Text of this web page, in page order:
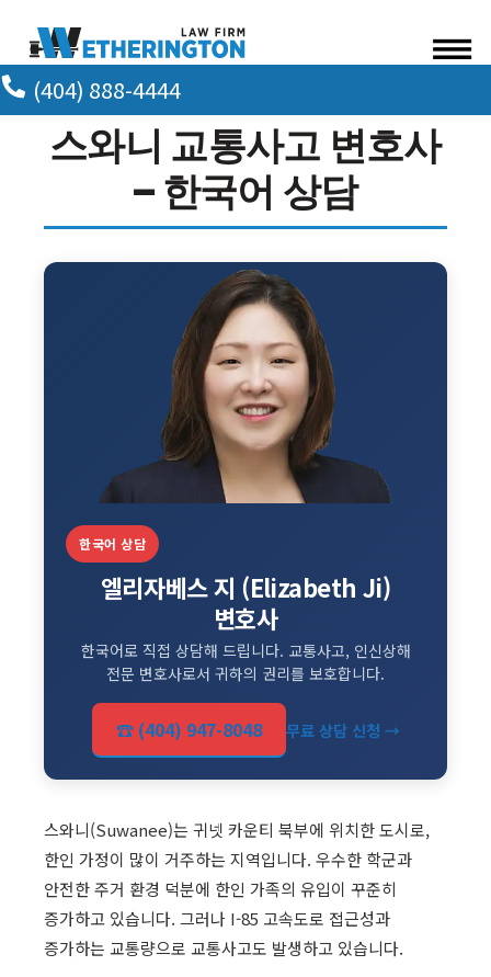
☰
ABOUT OUR FIRM
ATTORNEYS
(404) 888-4444
스와니 교통사고 변호사
— 한국어 상담
한국어 상담
엘리자베스 지 (Elizabeth Ji)
변호사
한국어로 직접 상담해 드립니다. 교통사고, 인신상해
전문 변호사로서 귀하의 권리를 보호합니다.
☎ (404) 947-8048 무료 상담 신청 →
스와니(Suwanee)는 귀넷 카운티 북부에 위치한 도시로,
한인 가정이 많이 거주하는 지역입니다. 우수한 학군과
안전한 주거 환경 덕분에 한인 가족의 유입이 꾸준히
증가하고 있습니다. 그러나 I-85 고속도로 접근성과
증가하는 교통량으로 교통사고도 발생하고 있습니다.